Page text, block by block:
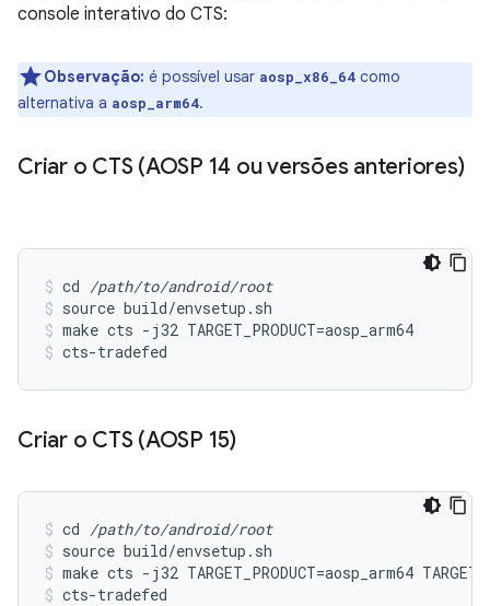
console interativo do CTS:
Observação: é possível usar aosp_x86_64 como
alternativa a aosp_arm64.
Criar o CTS (AOSP 14 ou versões anteriores)
cd /path/to/android/root
source build/envsetup.sh
make cts -j32 TARGET_PRODUCT=aosp_arm64
cts-tradefed
Criar o CTS (AOSP 15)
cd /path/to/android/root
source build/envsetup.sh
make cts -j32 TARGET_PRODUCT=aosp_arm64
cts-tradefed